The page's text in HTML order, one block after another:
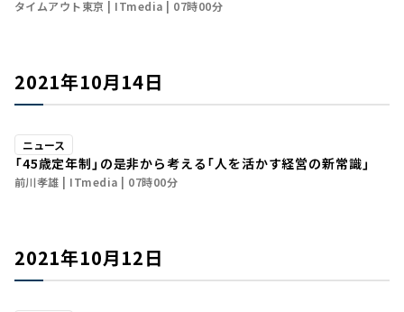
タイムアウト東京 ITmedia 07時00分
2021年10月14日
ニュース
「45歳定年制」の是非から考える「人を活かす経営の新常識」
前川孝雄 ITmedia 07時00分
2021年10月12日